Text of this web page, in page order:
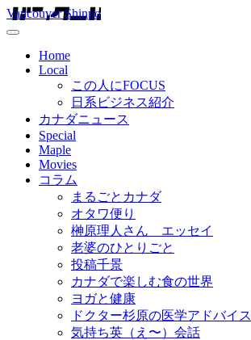
Vancouver Shinpo
Home
Local
この人にFOCUS
日系ビジネス紹介
カナダニュース
Special
Maple
Movies
コラム
まるごとカナダ
オタワ便り
榊原理人さん エッセイ
老婆のひとりごと
投稿千景
カナダで楽しむ食の世界
ヨガと健康
ドクター杉原の医学アドバイス
気持ち英（え〜）会話